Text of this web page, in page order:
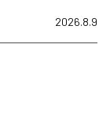
2026.8.9